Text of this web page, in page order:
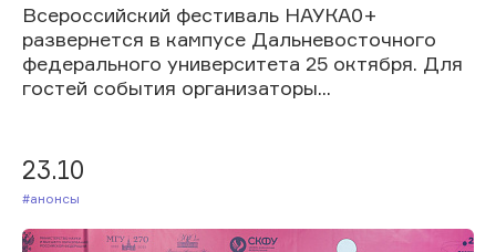
Всероссийский фестиваль НАУКА0+
развернется в кампусе Дальневосточного
федерального университета 25 октября. Для
гостей события организаторы...
23.10
#Анонсы